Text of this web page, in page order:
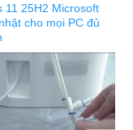
11 25H2 Microsoft
cho mọi PC đủ